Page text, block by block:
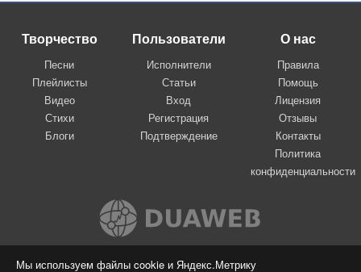
Мы используем файлы cookie и Яндекс.Метрику
Творчество
Песни
Плейлисты
Видео
Стихи
Блоги
Пользователи
Исполнители
Статьи
Вход
Регистрация
Подтверждение
О нас
Правила
Помощь
Лицензия
Отзывы
Контакты
Политика
конфиденциальности
Вконтакте